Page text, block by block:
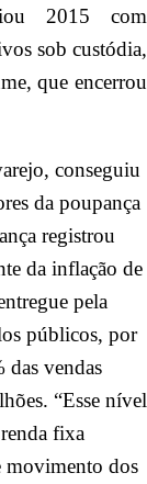
2015 com
sob custódia,
que encerrou
conseguiu
da poupança
registrou
da inflação de
pela
públicos, por
das vendas
“Esse nível
fixa
movimento dos